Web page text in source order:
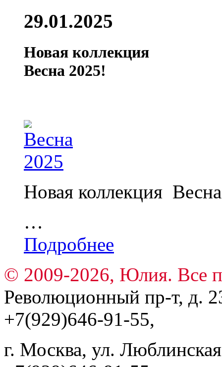
29.01.2025
Новая коллекция
Весна 2025!
Новая коллекция
…
Подробнее
© 2009-2026, Юлия. Все
Революционный пр-т, д.
+7(929)646-91-55,
г. Москва, ул.